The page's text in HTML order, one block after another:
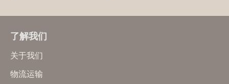
了解我们
关于我们
物流运输